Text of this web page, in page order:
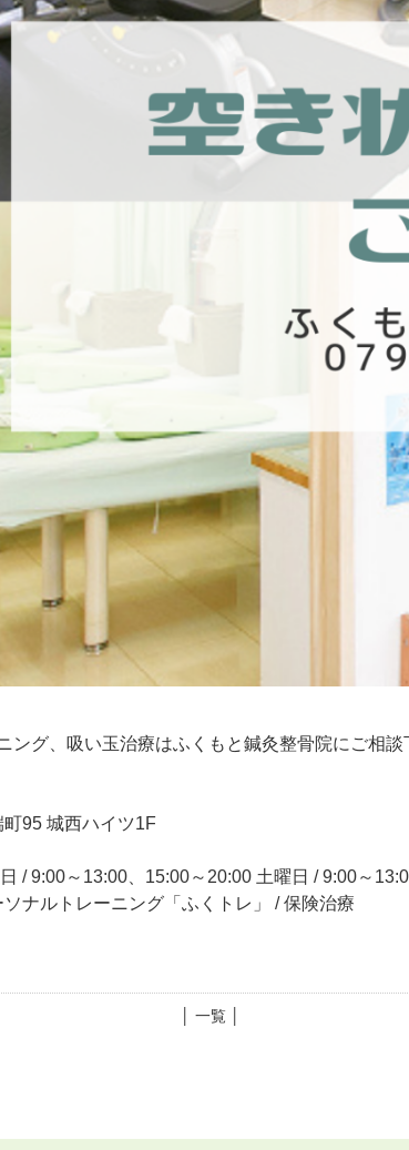
グ、吸い玉治療はふくもと鍼灸整骨院にご相談
95 城西ハイツ1F
/ 9:00～13:00、15:00～20:00 土曜日 / 9:00～
ナルトレーニング「ふくトレ」 / 保険治療
│ 一覧 │